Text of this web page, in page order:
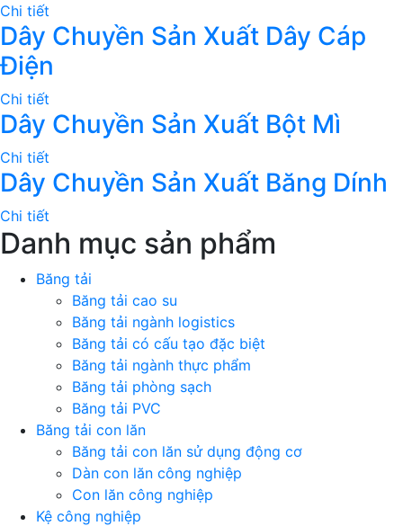
Chi tiết
Dây Chuyền Sản Xuất Dây Cáp
Điện
Chi tiết
Dây Chuyền Sản Xuất Bột Mì
Chi tiết
Dây Chuyền Sản Xuất Băng Dính
Chi tiết
Danh mục sản phẩm
Băng tải
Băng tải cao su
Băng tải ngành logistics
Băng tải có cấu tạo đặc biệt
Băng tải ngành thực phẩm
Băng tải phòng sạch
Băng tải PVC
Băng tải con lăn
Băng tải con lăn sử dụng động cơ
Dàn con lăn công nghiệp
Con lăn công nghiệp
Kệ công nghiệp